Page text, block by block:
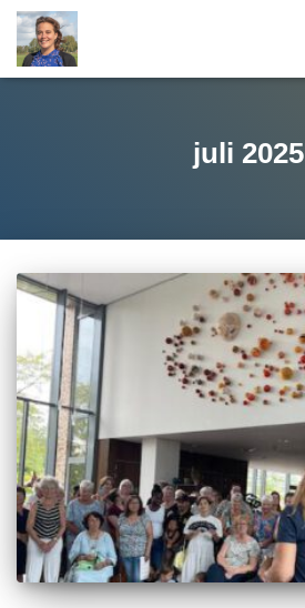
juli 2025